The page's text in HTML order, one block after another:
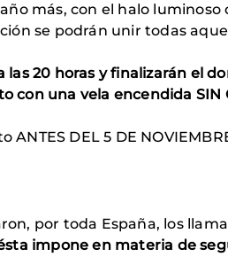
más, con el halo luminoso
se podrán unir todas
las 20 horas y finalizarán el
con una vela encendida SIN
DEL 5 DE
por toda España, los
impone en materia de